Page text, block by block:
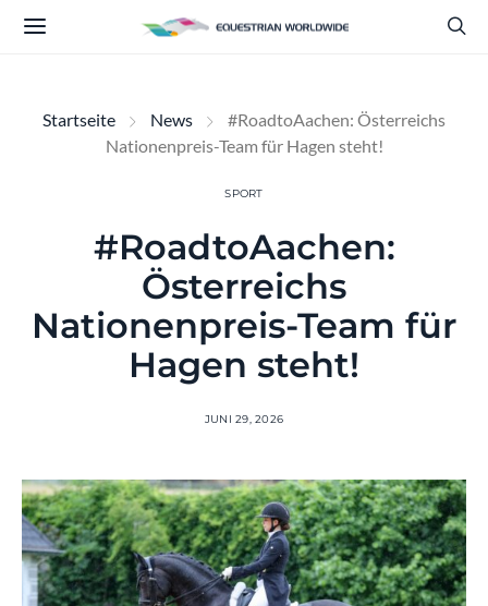
Startseite News
#RoadtoAachen: Österreichs
Nationenpreis-Team für Hagen steht!
SPORT
#RoadtoAachen:
Österreichs
Nationenpreis-Team für
Hagen steht!
JUNI 29, 2026